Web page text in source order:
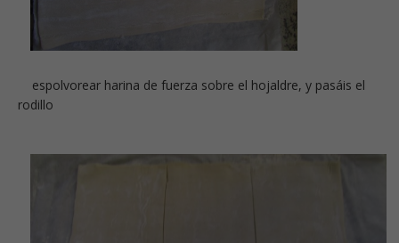
espolvorear harina de fuerza sobre el hojaldre, y pasáis el
rodillo